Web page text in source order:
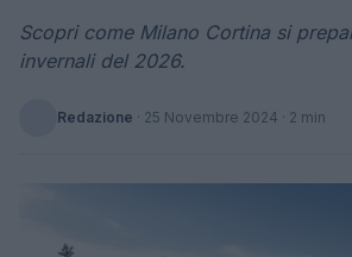
Scopri come Milano Cortina si
invernali del 2026.
Redazione · 25 Novembre 2024 · 2 min